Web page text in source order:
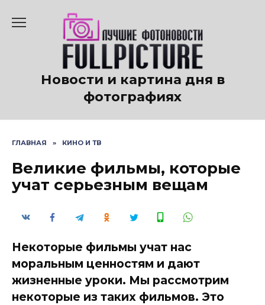
содержанию
Новости и картина дня в
фотографиях
ГЛАВНАЯ » КИНО И ТВ
Великие фильмы, которые
учат серьезным вещам
Некоторые фильмы учат нас
моральным ценностям и дают
жизненные уроки. Мы рассмотрим
некоторые из таких фильмов. Это